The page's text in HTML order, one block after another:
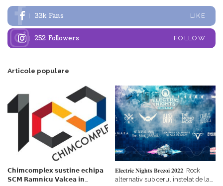
33k Fans LIKE
252 Followers FOLLOW
Articole populare
𝗖𝗵𝗶𝗺𝗰𝗼𝗺𝗽𝗹𝗲𝘅 𝘀𝘂𝘀𝘁𝗶𝗻𝗲 𝗲𝗰𝗵𝗶𝗽𝗮
𝗦𝗖𝗠 𝗥𝗮𝗺𝗻𝗶𝗰𝘂 𝗩𝗮𝗹𝗰𝗲𝗮 𝗶𝗻
𝐄𝐥𝐞𝐜𝐭𝐫𝐢𝐜 𝐍𝐢𝐠𝐡𝐭𝐬 𝐁𝐫𝐞𝐳𝐨𝐢 𝟐𝟎𝟐𝟐. Rock
alternativ sub cerul înstelat de la